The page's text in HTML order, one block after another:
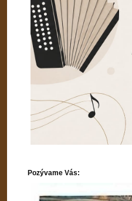
Pozývame Vás: